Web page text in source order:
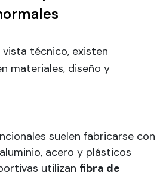
técnico, existen
materiales, diseño y
suelen fabricarse con
acero y plásticos
utilizan fibra de